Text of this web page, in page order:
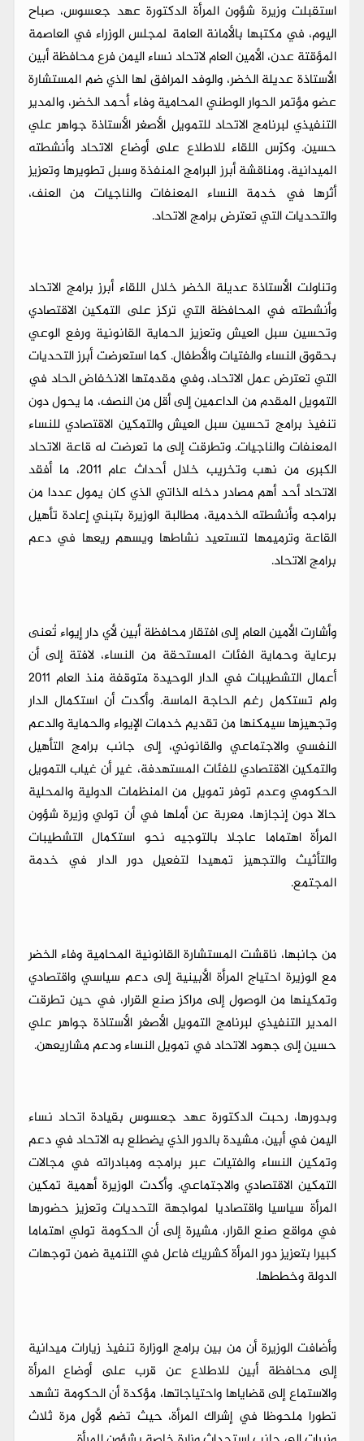
استقبلت وزيرة شؤون المرأة الدكتورة عهد جعسوس، صباح
اليوم، في مكتبها بالأمانة العامة لمجلس الوزراء في العاصمة
المؤقتة عدن، الأمين العام لاتحاد نساء اليمن فرع محافظة أبين
الأستاذة عديلة الخضر، والوفد المرافق لها الذي ضم المستشارة
عضو مؤتمر الحوار الوطني المحامية وفاء أحمد الخضر، والمدير
التنفيذي لبرنامج الاتحاد للتمويل الأصغر الأستاذة جواهر علي
حسين. وكرّس اللقاء للاطلاع على أوضاع الاتحاد وأنشطته
الميدانية، ومناقشة أبرز البرامج المنفذة وسبل تطويرها وتعزيز
أثرها في خدمة النساء المعنفات والناجيات من العنف،
والتحديات التي تعترض برامج الاتحاد.
وتناولت الأستاذة عديلة الخضر خلال اللقاء أبرز برامج الاتحاد
وأنشطته في المحافظة التي تركز على التمكين الاقتصادي
وتحسين سبل العيش وتعزيز الحماية القانونية ورفع الوعي
بحقوق النساء والفتيات والأطفال. كما استعرضت أبرز التحديات
التي تعترض عمل الاتحاد، وفي مقدمتها الانخفاض الحاد في
التمويل المقدم من الداعمين إلى أقل من النصف، ما يحول دون
تنفيذ برامج تحسين سبل العيش والتمكين الاقتصادي للنساء
المعنفات والناجيات. وتطرقت إلى ما تعرضت له قاعة الاتحاد
الكبرى من نهب وتخريب خلال أحداث عام 2011، ما أفقد
الاتحاد أحد أهم مصادر دخله الذاتي الذي كان يمول عددا من
برامجه وأنشطته الخدمية، مطالبة الوزيرة بتبني إعادة تأهيل
القاعة وترميمها لتستعيد نشاطها ويسهم ريعها في دعم
برامج الاتحاد.
وأشارت الأمين العام إلى افتقار محافظة أبين لأي دار إيواء تُعنى
برعاية وحماية الفئات المستحقة من النساء، لافتة إلى أن
أعمال التشطيبات في الدار الوحيدة متوقفة منذ العام 2011
ولم تستكمل رغم الحاجة الماسة. وأكدت أن استكمال الدار
وتجهيزها سيمكنها من تقديم خدمات الإيواء والحماية والدعم
النفسي والاجتماعي والقانوني، إلى جانب برامج التأهيل
والتمكين الاقتصادي للفئات المستهدفة، غير أن غياب التمويل
الحكومي وعدم توفر تمويل من المنظمات الدولية والمحلية
حالا دون إنجازها، معربة عن أملها في أن تولي وزيرة شؤون
المرأة اهتماما عاجلا بالتوجيه نحو استكمال التشطيبات
والتأثيث والتجهيز تمهيدا لتفعيل دور الدار في خدمة
المجتمع.
من جانبها، ناقشت المستشارة القانونية المحامية وفاء الخضر
مع الوزيرة احتياج المرأة الأبينية إلى دعم سياسي واقتصادي
وتمكينها من الوصول إلى مراكز صنع القرار، في حين تطرقت
المدير التنفيذي لبرنامج التمويل الأصغر الأستاذة جواهر علي
حسين إلى جهود الاتحاد في تمويل النساء ودعم مشاريعهن.
وبدورها، رحبت الدكتورة عهد جعسوس بقيادة اتحاد نساء
اليمن في أبين، مشيدة بالدور الذي يضطلع به الاتحاد في دعم
وتمكين النساء والفتيات عبر برامجه ومبادراته في مجالات
التمكين الاقتصادي والاجتماعي. وأكدت الوزيرة أهمية تمكين
المرأة سياسيا واقتصاديا لمواجهة التحديات وتعزيز حضورها
في مواقع صنع القرار، مشيرة إلى أن الحكومة تولي اهتماما
كبيرا بتعزيز دور المرأة كشريك فاعل في التنمية ضمن توجهات
الدولة وخططها.
وأضافت الوزيرة أن من بين برامج الوزارة تنفيذ زيارات ميدانية
إلى محافظة أبين للاطلاع عن قرب على أوضاع المرأة
والاستماع إلى قضاياها واحتياجاتها، مؤكدة أن الحكومة تشهد
تطورا ملحوظا في إشراك المرأة، حيث تضم لأول مرة ثلاث